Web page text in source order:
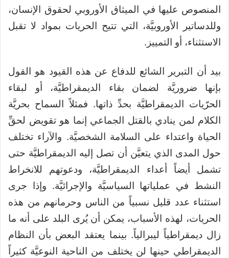
المنصوص عليها في الميثاق الأوروبي لحقوق الإنسان،
وللدساتير الأوروبيَّة، التي تتيح الحريات بمواد لا تقبل
الاستثناء، أو التمييز.
بيد أن التبرير الشائع للدفاع عن هذه القيود هو القول
بإنها ضروريَّة لضمان بقاء الديمقراطيَّة، أو لبقاء
الحرّيات الديمقراطيَّة بحدِّ ذاتها. فمثلاً السماح بحريَّة
الكلام لمن ينادي بالقتل الجماعي إنما هو تقويض لحقِّ
الحياة واعتداء على السلامة الشخصيَّة. والآراء تختلف
حول المدى الذي يتعيَّن أن تصل إليه الديمقراطيَّة حتى
تشمل أيضاً أعداء الديمقراطيَّة، ودعوتهم للانخراط
النشط في عملياتها السياسيَّة والإجرائيَّة. وإذا جرى
استثناء عدد قليل نسبياً من الناس وحرمانهم من هذه
الحريات، لهذه الأسباب، يمكن أن يُرى البلد على أنه ما
زال ديمقراطياً ليبرالياً. بينما يعتقد البعض بأن النظام
الديمقراطي حينها لن يختلف من الناحية النوعيَّة كثيراً